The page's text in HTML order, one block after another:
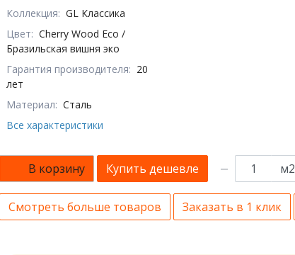
Коллекция: GL Классика
Цвет: Cherry Wood Eco /
Бразильская вишня эко
Гарантия производителя: 20
лет
Материал: Сталь
Все характеристики
В корзину Купить дешевле м2
Смотреть больше товаров Заказать в 1 клик